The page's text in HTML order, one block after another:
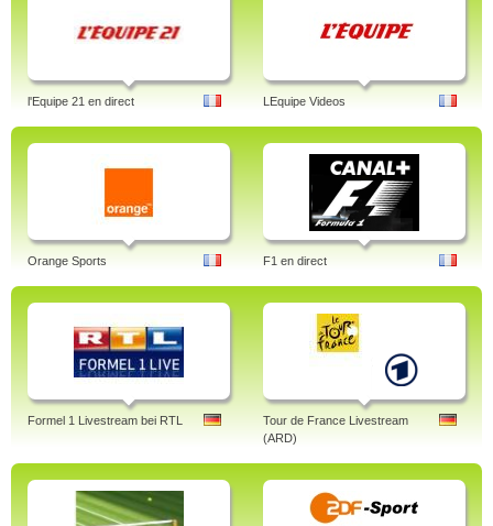
l'Equipe 21 en direct LEquipe Videos
Orange Sports F1 en direct
Formel 1 Livestream bei RTL
Tour de France Livestream
(ARD)